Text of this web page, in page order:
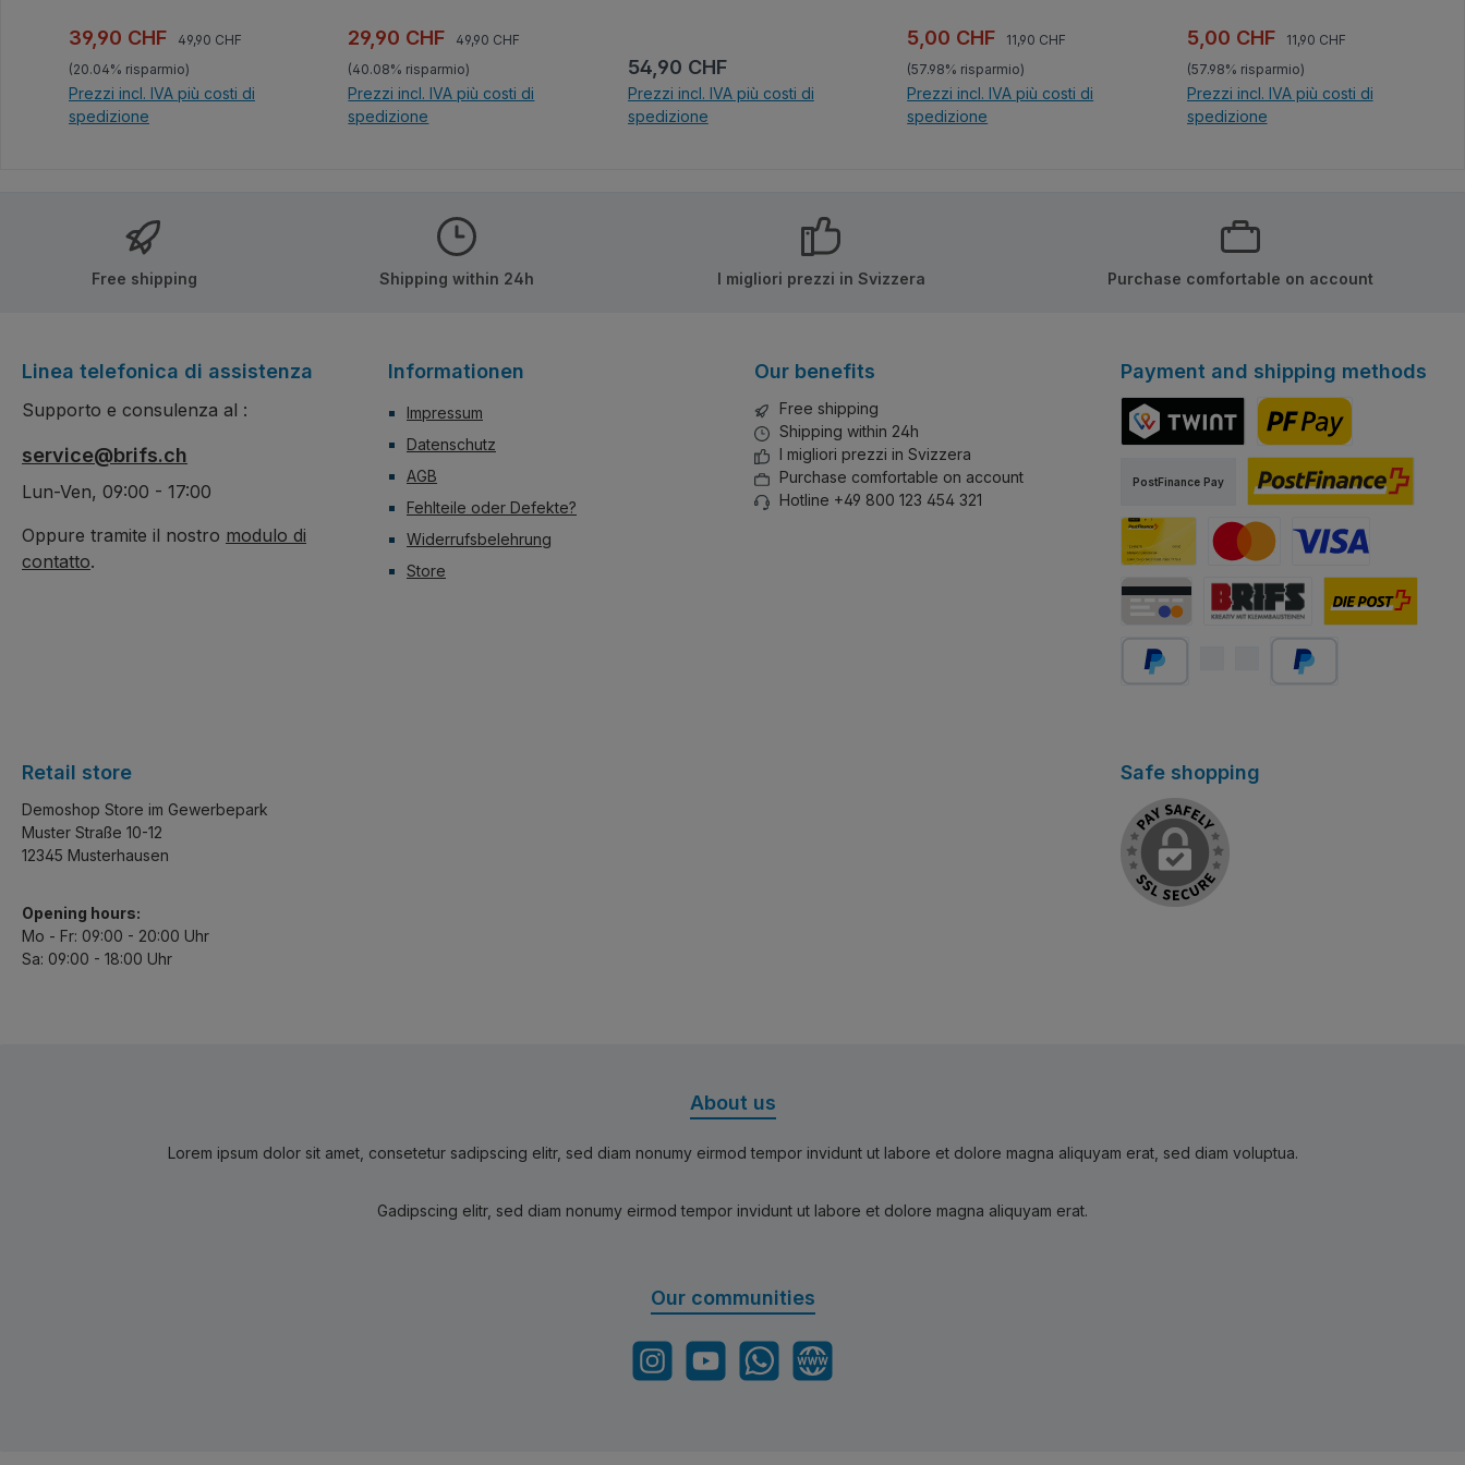
Prezzo di vendita:
39,90 CHF Prezzo normale:
49,90 CHF
(20.04% risparmio)
Prezzi incl. IVA più costi di
spedizione
gute Qualität der
Bausteine.100% kompatibel
mit den Klemmbausteinen
des Marktführers.Gut
verständliche Bauanleitung
Prezzo di vendita:
29,90 CHF Prezzo normale:
49,90 CHF
(40.08% risparmio)
Prezzi incl. IVA più costi di
spedizione
gebaute Modell AC Ace
weiter, nachdem er AC
vorgeschlagen hatte, einen
Prezzo normale:
54,90 CHF
Prezzi incl. IVA più costi di
spedizione
Prezzo di vendita:
5,00 CHF Prezzo normale:
11,90 CHF
(57.98% risparmio)
Prezzi incl. IVA più costi di
spedizione
Prezzo di vendita:
5,00 CHF Prezzo normale:
11,90 CHF
(57.98% risparmio)
Prezzi incl. IVA più costi di
spedizione
Free shipping Shipping within 24h I migliori prezzi in Svizzera Purchase comfortable on account
Linea telefonica di assistenza
Supporto e consulenza al :
service@brifs.ch
Lun-Ven, 09:00 - 17:00
Oppure tramite il nostro modulo di
contatto.
Informationen
Impressum
Datenschutz
AGB
Fehlteile oder Defekte?
Widerrufsbelehrung
Store
Our benefits
Free shipping
Shipping within 24h
I migliori prezzi in Svizzera
Purchase comfortable on account
Hotline +49 800 123 454 321
Payment and shipping methods
PostFinance Pay
PostFinance Pay
Safe shopping
Retail store
Demoshop Store im Gewerbepark
Muster Straße 10-12
12345 Musterhausen
Opening hours:
Mo - Fr: 09:00 - 20:00 Uhr
Sa: 09:00 - 18:00 Uhr
About us
Lorem ipsum dolor sit amet, consetetur sadipscing elitr, sed diam nonumy eirmod tempor invidunt ut labore et dolore magna aliquyam erat, sed diam voluptua.
Gadipscing elitr, sed diam nonumy eirmod tempor invidunt ut labore et dolore magna aliquyam erat.
Our communities
InstagramYouTube WhatsAppWebsite